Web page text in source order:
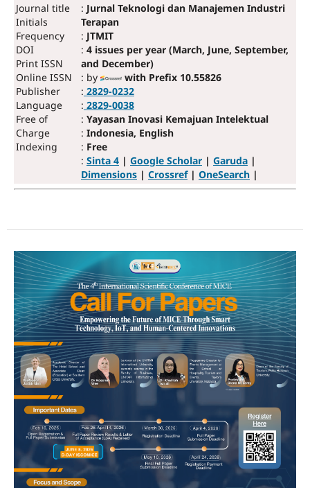
Journal title
Initials
Frequency
DOI
Print ISSN
Online ISSN
Publisher
Language
Free of
Charge
Indexing
: Jurnal Teknologi dan Manajemen Industri
Terapan
: JTMIT
: 4 issues per year (March, June, September,
and December)
: by
with Prefix 10.55826
: 2829-0232
: 2829-0038
: Yayasan Inovasi Kemajuan Intelektual
: Indonesia, English
: Free
: Sinta 4| Google Scholar| Garuda|
Dimensions| Crossref | OneSearch|